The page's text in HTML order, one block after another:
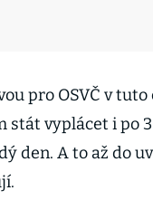
pro OSVČ v
stát vyplácet i po
den. A to až do